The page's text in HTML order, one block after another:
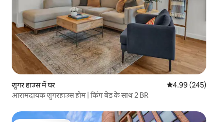
शुगर हाउस में घर औसत रेटिंग 5 में से
4.99 (245)
आरामदायक शुगरहाउस होम | किंग बेड के साथ 2 BR